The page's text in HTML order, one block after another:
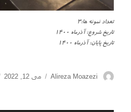
تعداد نمونه ها:3
تاریخ شروع: آذرماه 1400
تاریخ پایان: آذرماه 1400
نویسنده
Alireza Moazezi
ارسال
می 12, 2022